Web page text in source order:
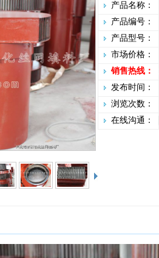
产品名称：
产品编号：
产品型号：
市场价格：
销售热线：
发布时间：
浏览次数：
在线沟通：